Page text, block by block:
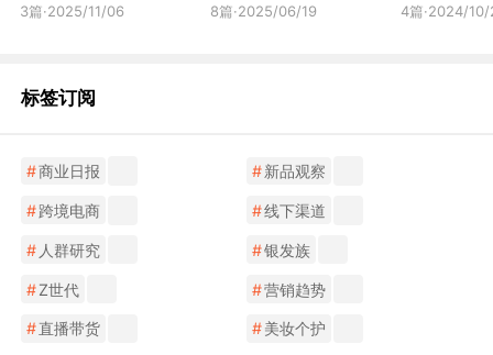
3篇·2025/11/06 8篇·2025/06/19 4篇·2024/
标签订阅
#商业日报 #新品观察
#跨境电商 #线下渠道
# 人群研究 #银发族
#Z世代 #营销趋势
#直播带货 #美妆个护